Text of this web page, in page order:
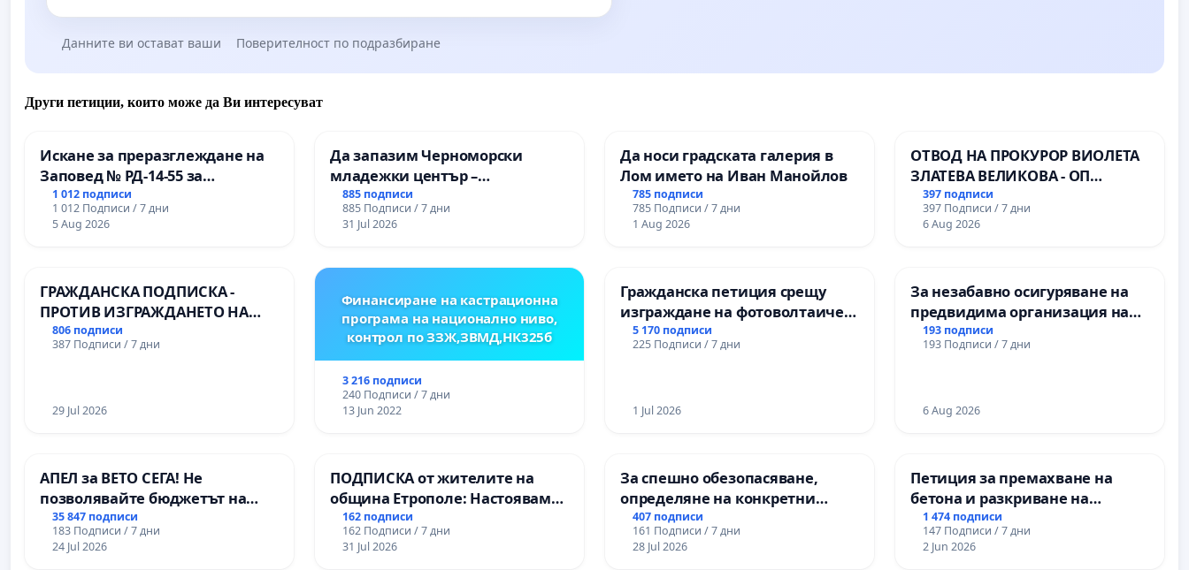
Данните ви остават ваши Поверителност по подразбиране
Други петиции, които може да Ви интересуват
Искане за преразглеждане на
Заповед № РД-14-55 за
вливането на
Професионалната гимназия по
промишлени технологии в
Пазарджик
1 012 подписи
1 012 Подписи / 7 дни
5 Aug 2026
Да запазим Черноморски
младежки център –
пространство за младите на
Варна
885 подписи
885 Подписи / 7 дни
31 Jul 2026
Да носи градската галерия в
Лом името на Иван Манойлов
785 подписи
785 Подписи / 7 дни
1 Aug 2026
ОТВОД НА ПРОКУРОР ВИОЛЕТА
ЗЛАТЕВА ВЕЛИКОВА - ОП
ДОБРИЧ
397 подписи
397 Подписи / 7 дни
6 Aug 2026
ГРАЖДАНСКА ПОДПИСКА -
ПРОТИВ ИЗГРАЖДАНЕТО НА
ВЪЖЕНА ЛИНИЯ (ЛИФТ) НА
ТЕРИТОРИЯТА НА ПРИРОДНА
(БУНАРДЖИК)
806 подписи
387 Подписи / 7 дни
29 Jul 2026
Финансиране на кастрационна
програма на национално ниво,
контрол по ЗЗЖ,ЗВМД,НК325б
3 216 подписи
240 Подписи / 7 дни
13 Jun 2022
Гражданска петиция срещу
изграждане на фотоволтаичен
парк в с.Прибой, общ. Радомир
5 170 подписи
225 Подписи / 7 дни
1 Jul 2026
За незабавно осигуряване на
предвидима организация на
учебния процес и гарантиране
на правото на равнопоставено
Александър I“ и Хуманитарна
193 подписи
193 Подписи / 7 дни
6 Aug 2026
АПЕЛ за ВЕТО СЕГА! Не
позволявайте бюджетът на
Радев да открадне парите и
правата ни в тъмното
35 847 подписи
183 Подписи / 7 дни
24 Jul 2026
ПОДПИСКА от жителите на
община Етрополе: Настояваме
за ясни гаранции от “Елаците-
МЕД” АД и от държавата, че ще
се изпълнят всички
162 подписи
162 Подписи / 7 дни
31 Jul 2026
За спешно обезопасяване,
определяне на конкретни
срокове и извършване на
цялостна рехабилитация на
републиканския път между
407 подписи
161 Подписи / 7 дни
28 Jul 2026
Петиция за премахване на
бетона и разкриване на
античното сърце на
Могиланската могила във
Враца
1 474 подписи
147 Подписи / 7 дни
2 Jun 2026